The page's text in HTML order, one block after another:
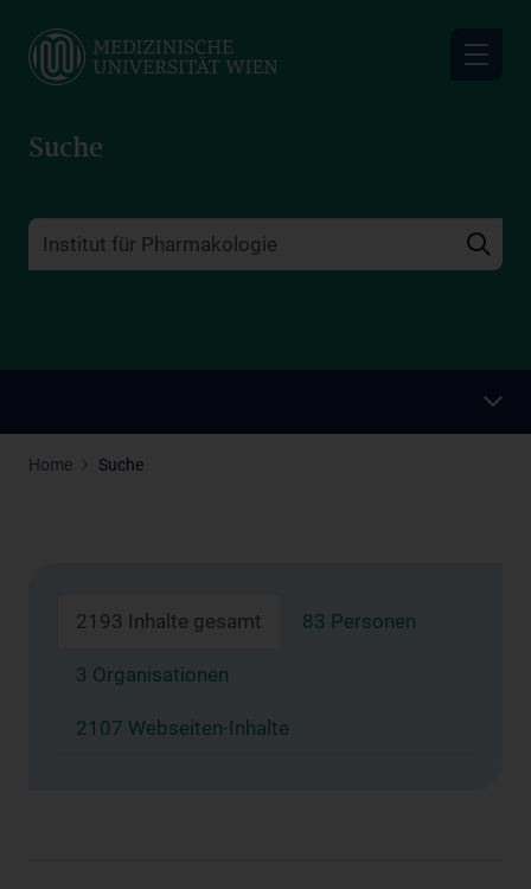
main
Suche
Home Suche
2193 Inhalte gesamt 83 Personen
3 Organisationen
2107 Webseiten-Inhalte